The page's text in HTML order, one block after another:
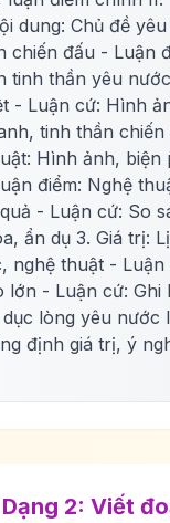
dung: Chủ đề
chiến đấu - Luận
tinh thần yêu nước
- Luận cứ: Hình
tinh thần chiến
Hình ảnh, biện
điểm: Nghệ
- Luận cứ: So
ẩn dụ 3. Giá trị:
nghệ thuật - Luận
lớn - Luận cứ: Ghi
lòng yêu nước
định giá trị, ý
2: Viết